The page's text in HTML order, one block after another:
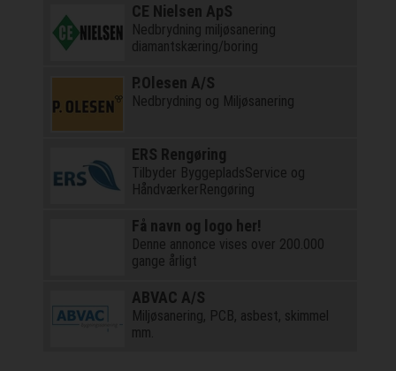
CE Nielsen ApS
Nedbrydning miljøsanering
diamantskæring/boring
P.Olesen A/S
Nedbrydning og Miljøsanering
ERS Rengøring
Tilbyder ByggepladsService og
HåndværkerRengøring
Få navn og logo her!
Denne annonce vises over 200.000
gange årligt
ABVAC A/S
Miljøsanering, PCB, asbest, skimmel
mm.